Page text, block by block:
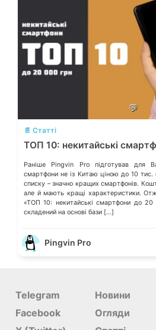
💬
📄 Статті
ТОП 10: некитайські
Раніше Pingvin Pro підготував для
смартфони не із Китаю ціною до 10 тис.
списку – значно кращих смартфонів.
але й мають кращі характеристики.
«ТОП 10: некитайські смартфони до
складений на основі бази […]
Pingvin Pro
Telegram
Facebook
Новини
Огляди